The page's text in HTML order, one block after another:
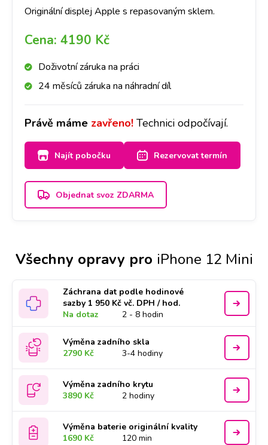
Originální displej Apple s repasovaným sklem.
Cena: 4190 Kč
Doživotní záruka na práci
24 měsíců záruka na náhradní díl
Právě máme zavřeno! Technici odpočívají.
Najít pobočku Rezervovat termín
Objednat svoz ZDARMA
Všechny opravy pro iPhone 12 Mini
Záchrana dat podle hodinové
sazby 1 950 Kč vč. DPH / hod.
Na dotaz
2 - 8 hodin
Výměna zadního skla
2790 Kč
3-4 hodiny
Výměna zadního krytu
3890 Kč
2 hodiny
Výměna baterie originální kvality
1690 Kč
120 min